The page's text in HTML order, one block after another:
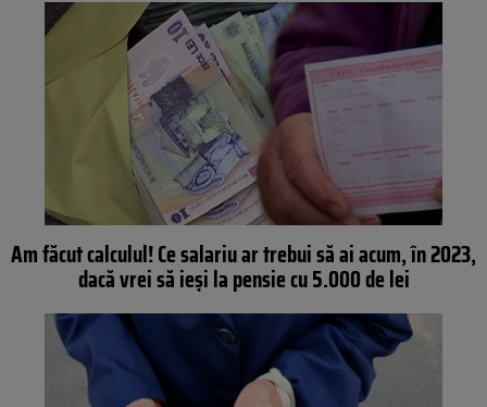
Am făcut calculul! Ce salariu ar trebui să ai acum, în 2023,
dacă vrei să ieși la pensie cu 5.000 de lei